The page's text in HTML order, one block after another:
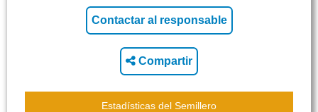
Compartir
Estadísticas del Semillero